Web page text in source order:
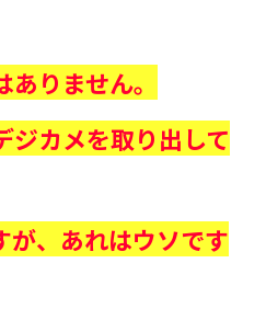
りません。
ジカメを取り出して
、 あれはウソです